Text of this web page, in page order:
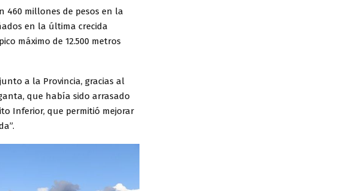
460 millones de pesos en la
en la última crecida
máximo de 12.500 metros
a la Provincia, gracias al
que había sido arrasado
Inferior, que permitió mejorar